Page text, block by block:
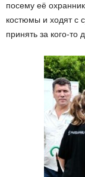
посему её
костюмы и ходят с
принять за кого-то